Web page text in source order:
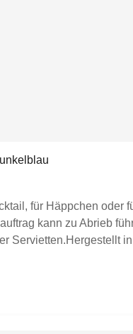
für Häppchen oder
kann zu Abrieb
Servietten.Hergestellt